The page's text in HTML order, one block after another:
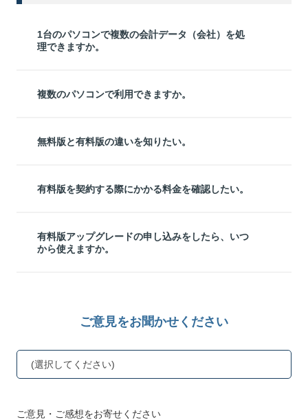
1台のパソコンで複数の会計データ（会社）を処
理できますか。
複数のパソコンで利用できますか。
無料版と有料版の違いを知りたい。
有料版を契約する際にかかる料金を確認したい。
有料版アップグレードの申し込みをしたら、いつ
から使えますか。
ご意見をお聞かせください
(選択してください)
ご意見・ご感想をお寄せください